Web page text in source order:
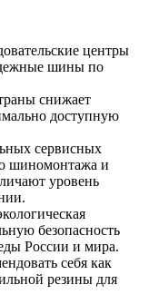
центры
шины по
снижает
доступную
сервисных
шиномонтажа и
уровень
безопасность
России и мира.
себя как
резины для